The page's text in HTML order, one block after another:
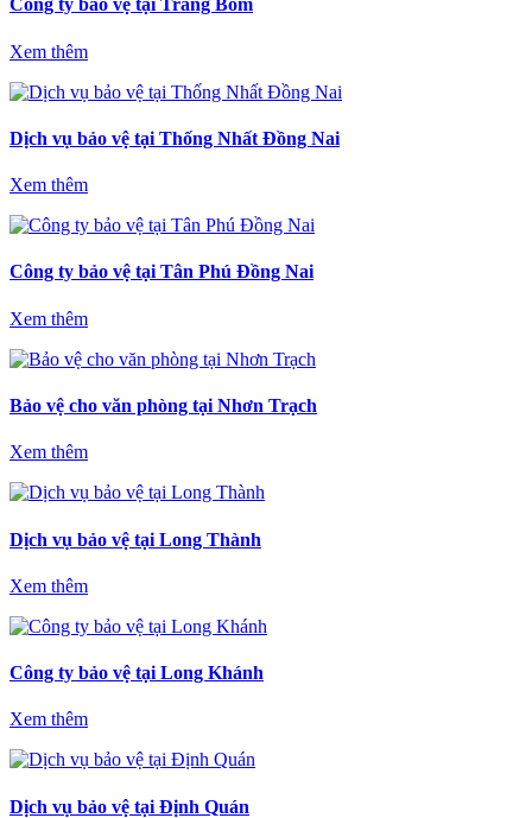
Công ty bảo vệ tại Trảng Bom
Xem thêm
Dịch vụ bảo vệ tại Thống Nhất Đồng Nai
Xem thêm
Công ty bảo vệ tại Tân Phú Đồng Nai
Xem thêm
Bảo vệ cho văn phòng tại Nhơn Trạch
Xem thêm
Dịch vụ bảo vệ tại Long Thành
Xem thêm
Công ty bảo vệ tại Long Khánh
Xem thêm
Dịch vụ bảo vệ tại Định Quán